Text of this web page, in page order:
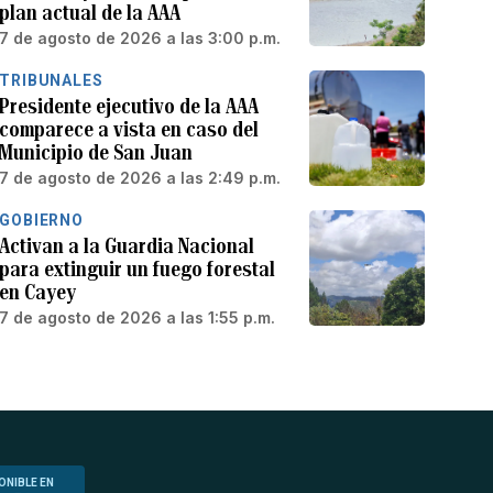
plan actual de la AAA
7 de agosto de 2026 a las 3:00 p.m.
TRIBUNALES
Presidente ejecutivo de la AAA
comparece a vista en caso del
Municipio de San Juan
7 de agosto de 2026 a las 2:49 p.m.
GOBIERNO
Activan a la Guardia Nacional
para extinguir un fuego forestal
en Cayey
7 de agosto de 2026 a las 1:55 p.m.
EN